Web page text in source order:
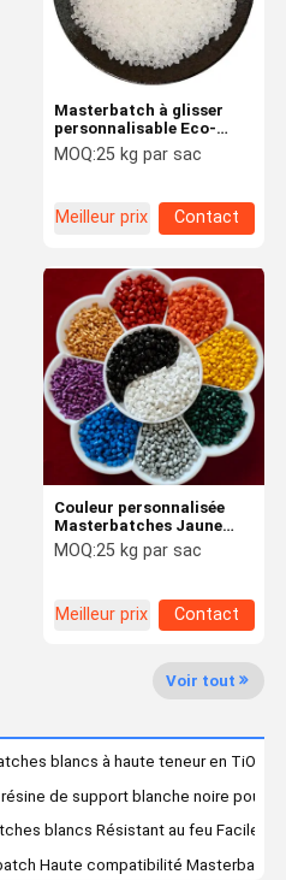
Vidéos
À Propos De
Nous
Nous
Contacter
Demandez
Un Devis
Masterbatch à glisser
personnalisable Eco-
friendly biodégradable et
recyclable
MOQ:25 kg par sac
Meilleur prix Contact
Couleur personnalisée
Masterbatches Jaune
Rouge Bleu Ecologique
Facile à traiter
MOQ:25 kg par sac
Meilleur prix Contact
Voir tout
blancs à haute teneur en TiO2
de support blanche noire pour
blancs Résistant au feu Facile à
Haute compatibilité Masterbatch